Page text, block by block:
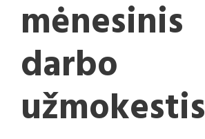
mėnesinis
darbo
užmokestis